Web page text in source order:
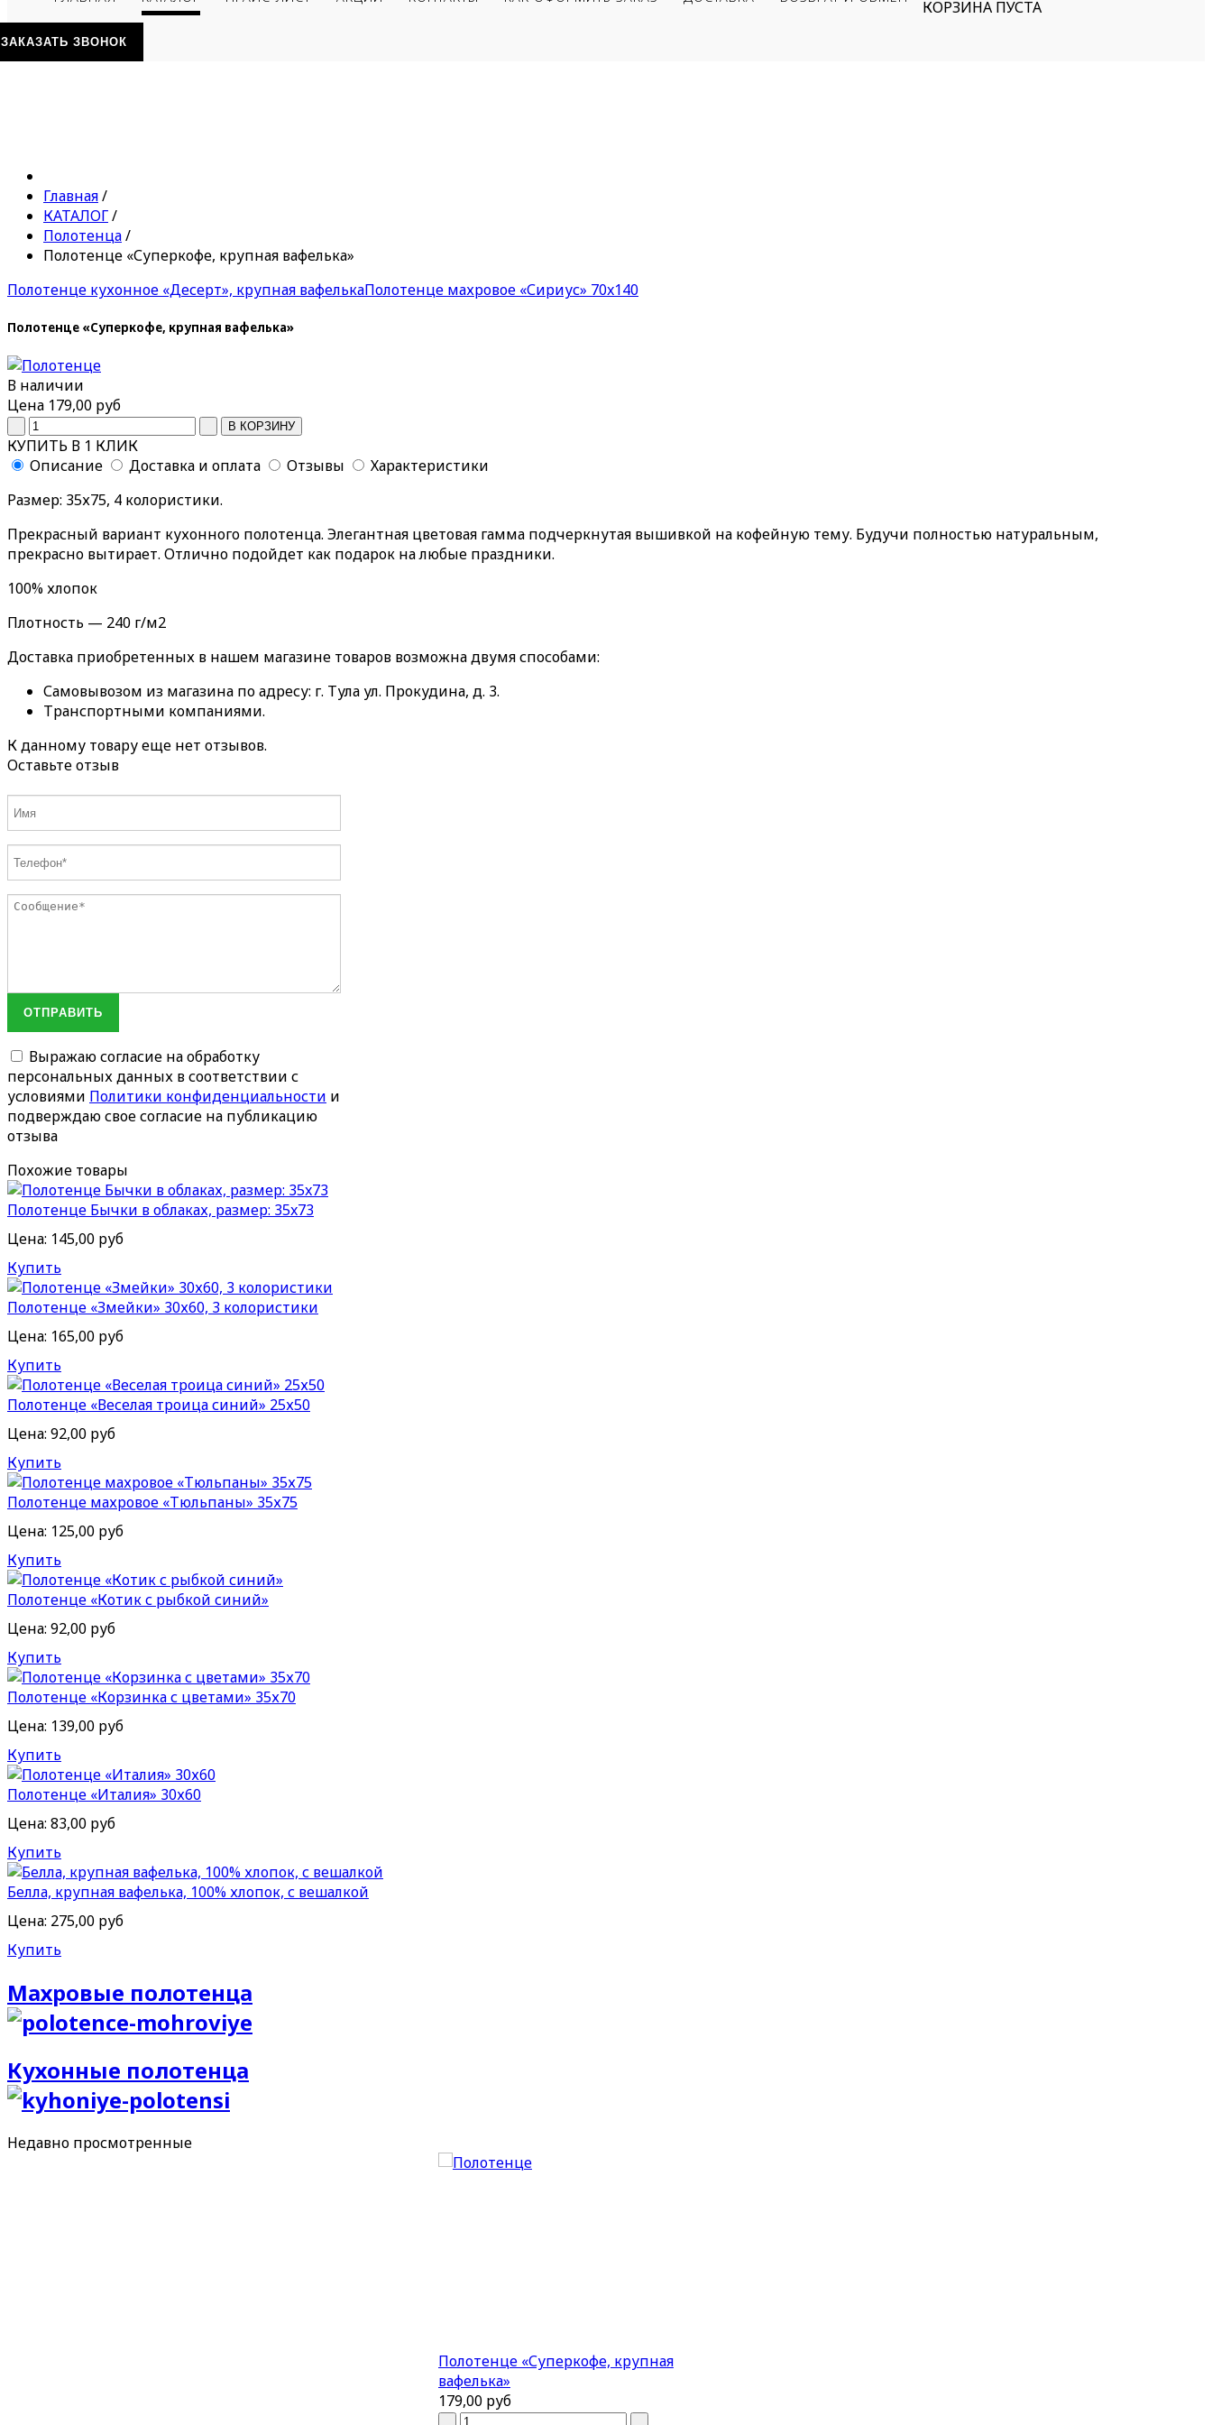
КОРЗИНА ПУСТА
ЗАКАЗАТЬ ЗВОНОК
Главная/
КАТАЛОГ/
Полотенца/
Полотенце «Суперкофе, крупная вафелька»
Полотенце кухонное «Десерт», крупная вафелькаПолотенце махровое «Сириус» 70x140
Полотенце «Суперкофе, крупная вафелька»
В наличии
Цена 179,00 руб
КУПИТЬ В 1 КЛИК
Описание
Доставка и оплата Отзывы
Характеристики
Размер: 35х75, 4 колористики.
Прекрасный вариант кухонного полотенца. Элегантная цветовая гамма подчеркнутая вышивкой на кофейную тему. Будучи полностью натуральным,
прекрасно вытирает. Отлично подойдет как подарок на любые праздники.
100% хлопок
Плотность — 240 г/м2
Доставка приобретенных в нашем магазине товаров возможна двумя способами:
Самовывозом из магазина по адресу: г. Тула ул. Прокудина, д. 3.
Транспортными компаниями.
К данному товару еще нет отзывов.
Оставьте отзыв
ОТПРАВИТЬ
Выражаю согласие на обработку
персональных данных в соответствии с
условиями Политики конфиденциальности и
подверждаю свое согласие на публикацию
отзыва
Похожие товары
Полотенце Бычки в облаках, размер: 35x73
Цена: 145,00 руб
Купить
Полотенце «Змейки» 30х60, 3 колористики
Цена: 165,00 руб
Купить
Полотенце «Веселая троица синий» 25х50
Цена: 92,00 руб
Купить
Полотенце махровое «Тюльпаны» 35х75
Цена: 125,00 руб
Купить
Полотенце «Котик с рыбкой синий»
Цена: 92,00 руб
Купить
Полотенце «Корзинка с цветами» 35х70
Цена: 139,00 руб
Купить
Полотенце «Италия» 30х60
Цена: 83,00 руб
Купить
Белла, крупная вафелька, 100% хлопок, с вешалкой
Цена: 275,00 руб
Купить
Махровые полотенца
Кухонные полотенца
Недавно просмотренные
Полотенце «Суперкофе, крупная
вафелька»
179,00 руб